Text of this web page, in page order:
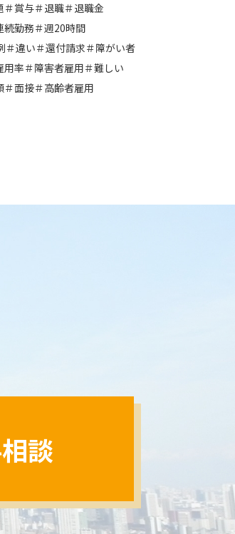
＃賞与＃退職＃退職金
続勤務＃週20時間
＃違い＃還付請求＃障がい者
用率＃障害者雇用＃難しい
＃面接＃高齢者雇用
談